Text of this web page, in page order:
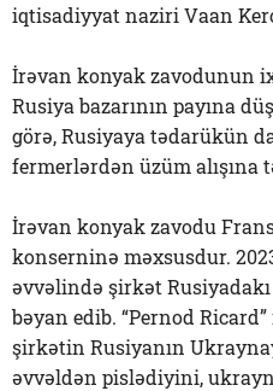
iqtisadiyyat naziri Vaan
İrəvan konyak zavodunun
Rusiya bazarının payına
görə, Rusiyaya tədarükün
fermerlərdən üzüm alışına
İrəvan konyak zavodu
konserninə məxsusdur.
əvvəlində şirkət
bəyan edib. “Pernod
şirkətin Rusiyanın
əvvəldən pislədiyini,